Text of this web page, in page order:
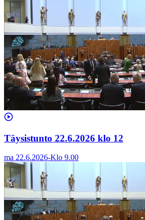
Täysistunto 22.6.2026 klo 12
ma 22.6.2026-Klo 9.00